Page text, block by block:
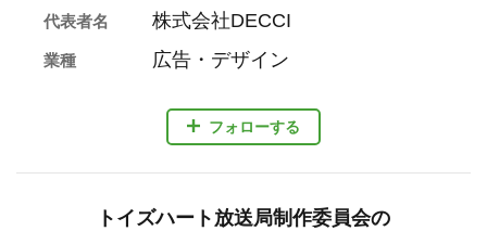
フォローする
代表者名 株式会社DECCI
業種 広告・デザイン
トイズハート放送局制作委員会の